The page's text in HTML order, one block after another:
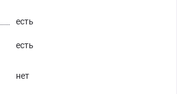
есть
есть
нет